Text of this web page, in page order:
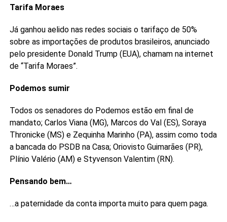
Tarifa Moraes
Já ganhou aelido nas redes sociais o tarifaço de 50%
sobre as importações de produtos brasileiros, anunciado
pelo presidente Donald Trump (EUA), chamam na internet
de “Tarifa Moraes”.
Podemos sumir
Todos os senadores do Podemos estão em final de
mandato; Carlos Viana (MG), Marcos do Val (ES), Soraya
Thronicke (MS) e Zequinha Marinho (PA), assim como toda
a bancada do PSDB na Casa; Oriovisto Guimarães (PR),
Plínio Valério (AM) e Styvenson Valentim (RN).
Pensando bem…
…a paternidade da conta importa muito para quem paga.